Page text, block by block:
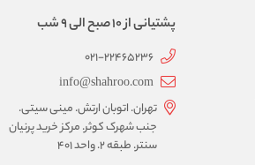
پشتیانی از 10 صبح الی 9 شب
021-22465236
info@shahroo.com
تهران. اتوبان ارتش. مینی سیتی.
جنب شهرک کوثر. مرکز خرید پرنیان
سنتر. طبقه ۲. واحد ۴۰۱